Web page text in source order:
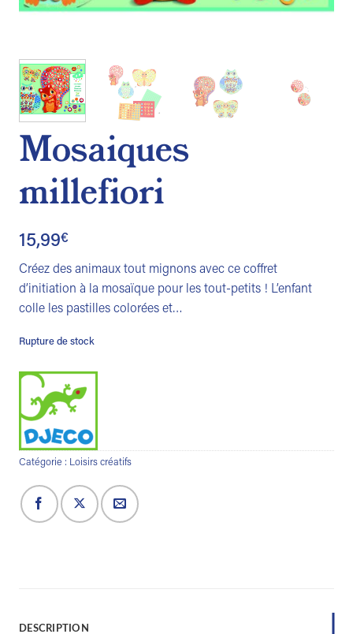
Mosaiques
millefiori
15,99€
Créez des animaux tout mignons avec ce coffret
d’initiation à la mosaïque pour les tout-petits ! L’enfant
colle les pastilles colorées et…
Rupture de stock
Catégorie : Loisirs créatifs
DESCRIPTION